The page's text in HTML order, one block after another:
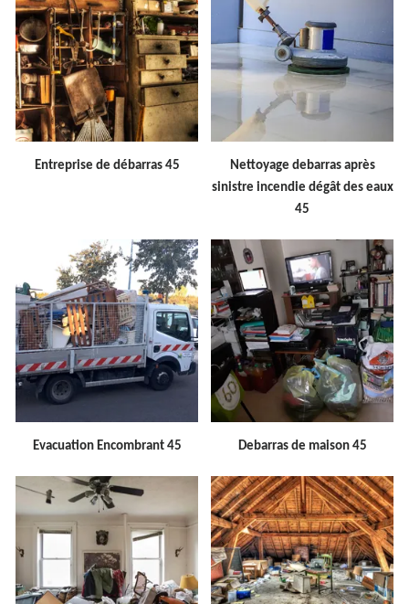
Entreprise de débarras 45
Nettoyage debarras après
sinistre incendie dégât des eaux
45
Evacuation Encombrant 45 Debarras de maison 45